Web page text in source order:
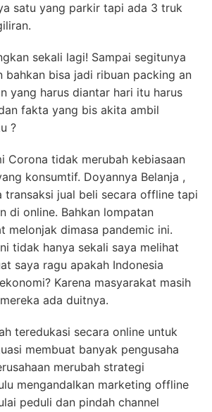
satu yang parkir tapi ada 3 truk
sekali lagi! Sampai segitunya
bahkan bisa jadi ribuan packing an
yang harus diantar hari itu harus
fakta yang bis akita ambil
?
Corona tidak merubah kebiasaan
konsumtif. Doyannya Belanja ,
transaksi jual beli secara offline tapi
di online. Bahkan lompatan
melonjak dimasa pandemic ini.
tidak hanya sekali saya melihat
saya ragu apakah Indonesia
Karena masyarakat masih
ada duitnya.
teredukasi secara online untuk
membuat banyak pengusaha
merubah strategi
mengandalkan marketing offline
peduli dan pindah channel